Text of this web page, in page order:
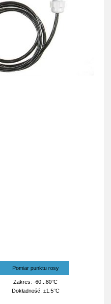
Pomiar punktu rosy
Zakres: -60...80°C
Dokładność: ±1.5°C